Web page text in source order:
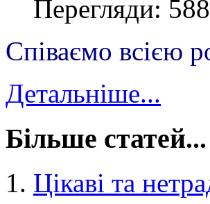
Перегляди: 588
Співаємо всією
Детальніше...
Більше статей...
Цікаві та